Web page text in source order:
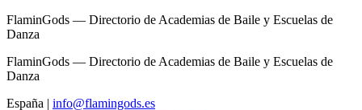
FlaminGods — Directorio de Academias de Baile y Escuelas de
Danza
FlaminGods — Directorio de Academias de Baile y Escuelas de
Danza
España | info@flamingods.es